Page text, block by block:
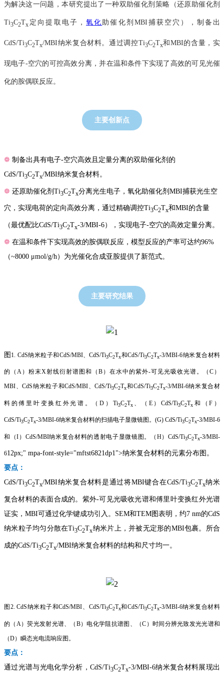
为解决这一问题，本研究提出了一种双助催化剂策略（还原助催化剂
Ti3C2Tx 定向提取电子，氧化助催化剂 MBI 捕获空穴），制备出
CdS/Ti3C2Tx/MBI纳米复合材料。通过调控Ti3C2Tx和 MBI的含量，实
现电子-空穴的可控高效分离，并在温和条件下实现了高效的可见光催
化的胺偶联反应。
主要创新点
❁ 制备出具有电子-空穴高效且定量分离的双助催化剂的
CdS/Ti3C2Tx/MBI纳米复合材料。
❁ 还原助催化剂 Ti3C2Tx分离光生电子，氧化助催化剂 MBI捕获光生空
穴，实现电荷的定向高效分离，通过精确调控Ti3C2Tx和MBI的含量
（最优配比CdS/Ti3C2Tx-3/MBI-6），实现电子-空穴的高效定量分离。
❁ 在温和条件下实现高效的胺偶联反应，模型反应的产率可达约96%
（~8000 μmol/g/h） 为光催化合成亚胺提供了新范式。
主要研究结果
图 1. CdS纳米粒子和CdS/MBI、CdS/Ti3C2Tx和CdS/Ti3C2Tx-3/MBI-6纳米复合材料
的（ A ） 粉末X射线衍射谱图和（ B ）在水中的紫外-可见光吸收光谱。（ C ）
MBI、CdS纳米粒子和CdS/MBI、CdS/Ti3C2Tx和CdS/Ti3C2Tx-3/MBI-6纳米复合材
料的傅里叶变换红外光谱。（D ） Ti3C2Tx、（ E）CdS/Ti3C2Tx 和（F ）
CdS/Ti3C2Tx-3/MBI-6纳米复合材料的扫描电子显微镜图。 (G) CdS/Ti3C2Tx-3/MBI-6
和（I ） CdS/MBI纳米复合材料的透射电子显微镜图。（ H）CdS/Ti3C2Tx-3/MBI-
612px;" mpa-font-style="mftst6821dp1">纳米复合材料的元素分布图。
要点：
CdS/Ti3C2Tx/MBI纳米复合材料是通过将MBI键合在CdS/Ti3C2Tx纳米
复合材料的表面合成的。紫外-可见光吸收光谱和傅里叶变换红外光谱
证实， MBI可通过化学键成功引入。 SEM和TEM图表明，约7 nm的CdS
纳米粒子均匀分散在Ti3C2Tx纳米片上，并被无定形的MBI包裹。所合
成的CdS/Ti3C2Tx/MBI纳米复合材料的结构和尺寸均一。
图 2. CdS纳米粒子和CdS/MBI、 CdS/Ti3C2Tx和CdS/Ti3C2Tx-3/MBI-6纳米复合材料
的（ A ）荧光发射光谱、（ B）电化学阻抗谱图、（C ）时间分辨光致发光光谱和
（D）瞬态光电流响应图。
要点：
通过光谱与光电化学分析， CdS/Ti3C2Tx-3/MBI-6纳米复合材料展现出